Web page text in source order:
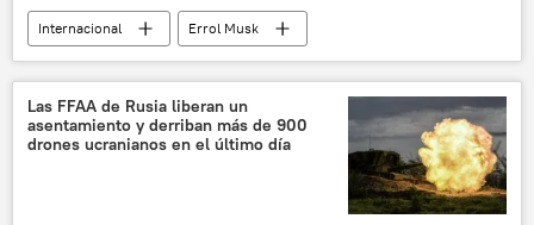
Internacional
Errol Musk
Foro Económico Internacional de San Petersburgo (SPIEF)
🌍 Europa
Unión Europea (UE)
sociedad
Las FFAA de Rusia liberan un
asentamiento y derriban más de 900
drones ucranianos en el último día